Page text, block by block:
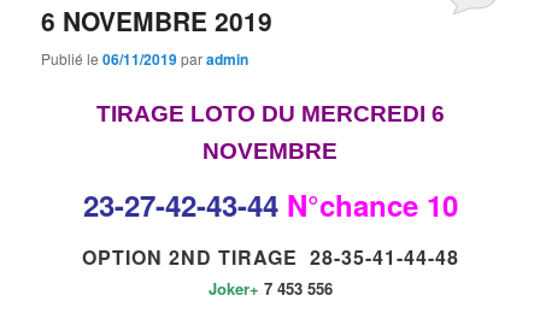
6 NOVEMBRE 2019
Publié le06/11/2019paradmin
TIRAGE LOTO DU MERCREDI 6
NOVEMBRE
23-27-42-43-44 N°chance10
OPTION 2ND TIRAGE 28-35-41-44-48
Joker+ 7 453 556